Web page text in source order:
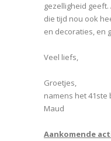
gezelligheid
die tijd nou ook
en decoraties, en
Veel liefs,
Groetjes,
namens het 41ste
Maud
Aankomende